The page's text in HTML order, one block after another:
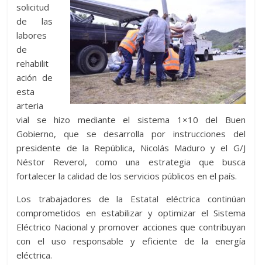
solicitud
de las
labores
de
rehabilit
ación de
esta
arteria
vial se hizo mediante el sistema 1×10 del Buen
Gobierno, que se desarrolla por instrucciones del
presidente de la República, Nicolás Maduro y el G/J
Néstor Reverol, como una estrategia que busca
fortalecer la calidad de los servicios públicos en el país.
Los trabajadores de la Estatal eléctrica continúan
comprometidos en estabilizar y optimizar el Sistema
Eléctrico Nacional y promover acciones que contribuyan
con el uso responsable y eficiente de la energía
eléctrica.